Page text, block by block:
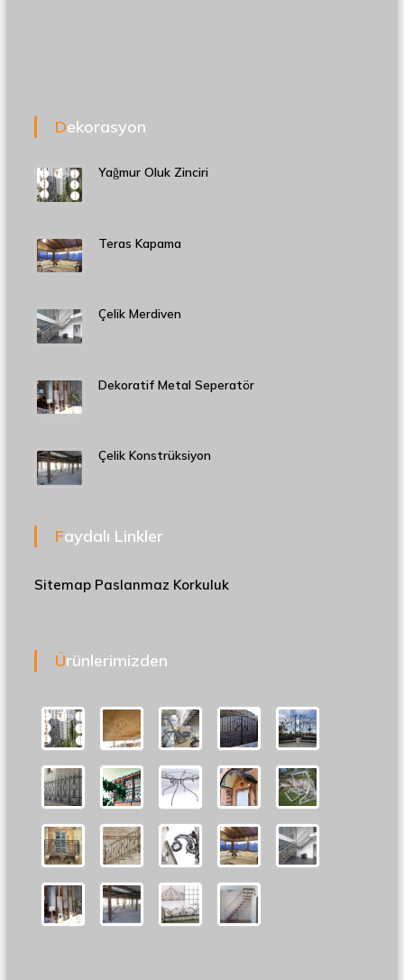
Dekorasyon
Yağmur Oluk Zinciri
Teras Kapama
Çelik Merdiven
Dekoratif Metal Seperatör
Çelik Konstrüksiyon
Faydalı Linkler
Sitemap Paslanmaz Korkuluk
Ürünlerimizden